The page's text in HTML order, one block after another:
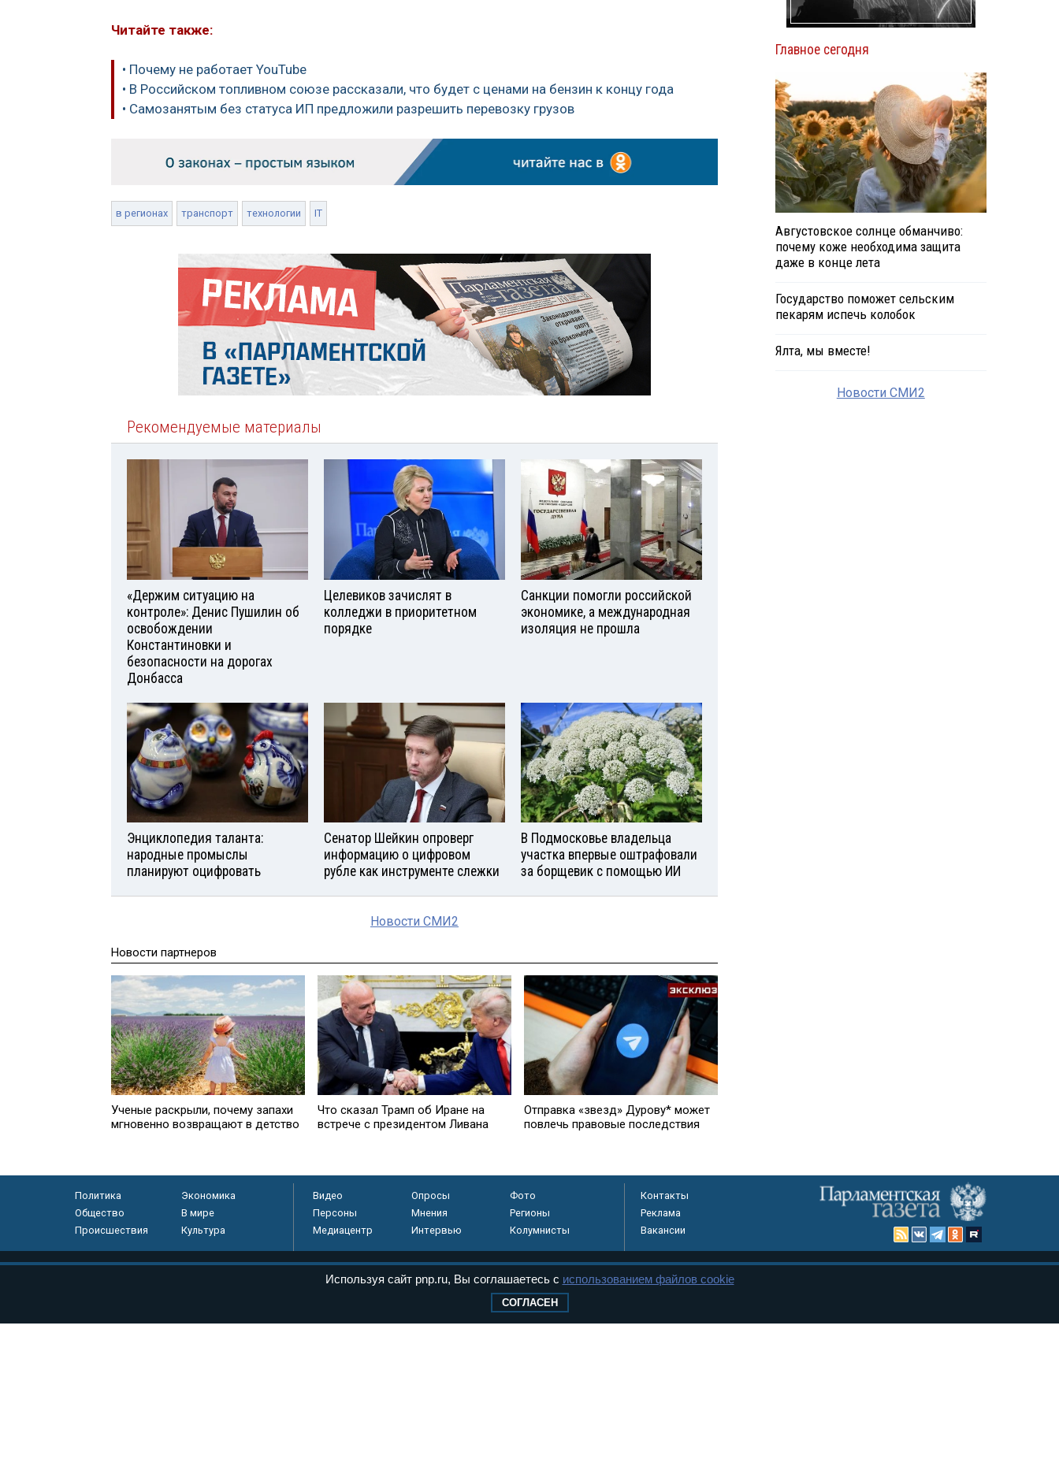
Читайте также:
• Почему не работает YouTube
• В Российском топливном союзе рассказали, что будет с ценами на бензин к концу года
• Самозанятым без статуса ИП предложили разрешить перевозку грузов
в регионах транспорт технологии IT
Рекомендуемые материалы
«Держим ситуацию на
контроле»: Денис Пушилин об
освобождении
Константиновки и
безопасности на дорогах
Донбасса
Целевиков зачислят в
колледжи в приоритетном
порядке
Санкции помогли российской
экономике, а международная
изоляция не прошла
Энциклопедия таланта:
народные промыслы
планируют оцифровать
Сенатор Шейкин опроверг
информацию о цифровом
рубле как инструменте слежки
В Подмосковье владельца
участка впервые оштрафовали
за борщевик с помощью ИИ
Новости СМИ2
Новости партнеров
Ученые раскрыли, почему запахи
мгновенно возвращают в детство
Что сказал Трамп об Иране на
встрече с президентом Ливана
Отправка «звезд» Дурову* может
повлечь правовые последствия
Главное сегодня
Августовское солнце обманчиво:
почему коже необходима защита
даже в конце лета
Государство поможет сельским
пекарям испечь колобок
Ялта, мы вместе!
Новости СМИ2
Политика
Экономика
Общество
В мире
Происшествия
Культура
Видео Опросы
Фото
Персоны
Мнения
Регионы
Медиацентр
Интервью Колумнисты
Контакты
Реклама
Вакансии
Используя сайт pnp.ru, Вы соглашаетесь с использованием файлов cookie
СОГЛАСЕН